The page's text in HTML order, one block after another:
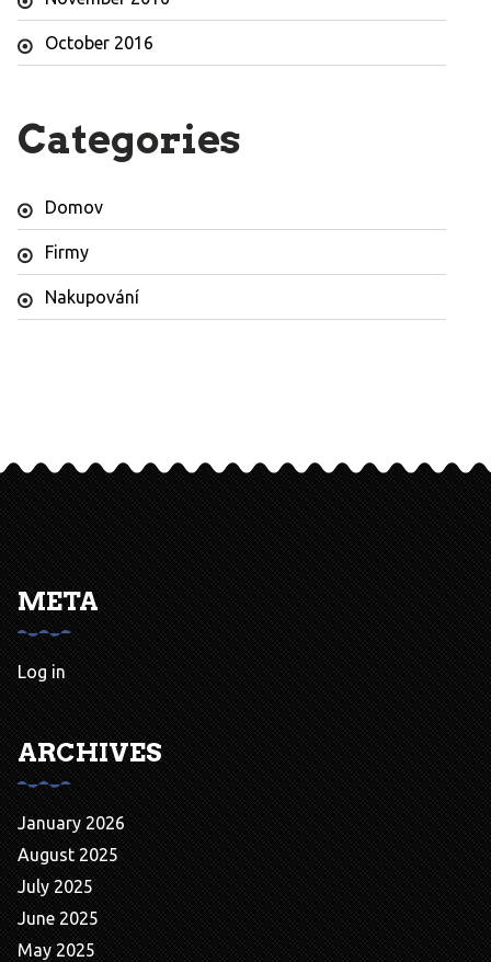
October 2016
Categories
Domov
Firmy
Nakupování
META
Log in
ARCHIVES
January 2026
August 2025
July 2025
June 2025
May 2025